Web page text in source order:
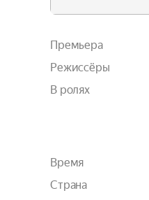
Премьера
Режиссёры
В ролях
Время
Страна